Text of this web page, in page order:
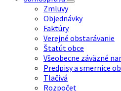
Zmluvy
Objednávky
Faktúry
Verejné obstarávanie
Štatút obce
Všeobecne záväzné
Predpisy a smernice
Tlačivá
Rozpočet